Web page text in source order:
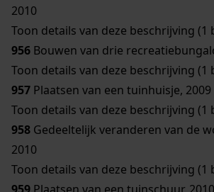
2010
Toon details van deze beschrijving (1
956 Bouwen van drie
Toon details van deze beschrijving (1
957 Plaatsen van een tuinhuisje, 2009
Toon details van deze beschrijving (1
958 Gedeeltelijk veranderen van de
2010
Toon details van deze beschrijving (1